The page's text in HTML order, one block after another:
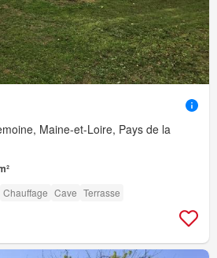
Maine-et-Loire, Pays de la
Chauffage Cave Terrasse